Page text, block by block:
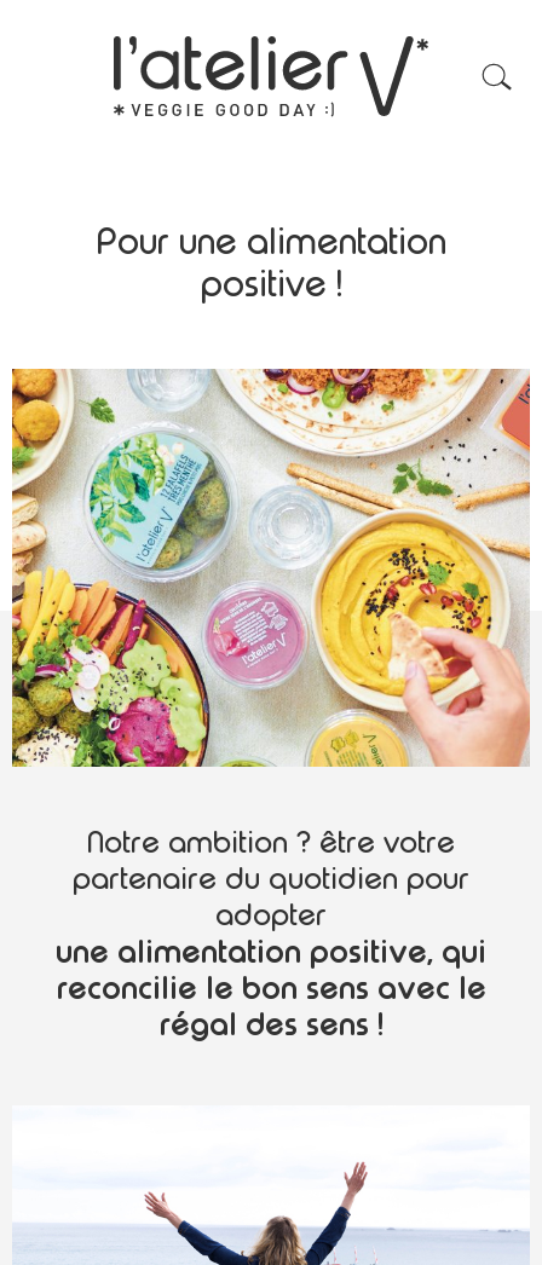
Pour une alimentation
positive !
Notre ambition ? être votre
partenaire du quotidien pour
adopter
une alimentation positive, qui
reconcilie le bon sens avec le
régal des sens !